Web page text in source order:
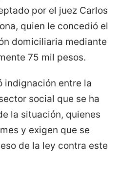
por el juez Carlos
quien le concedió el
domiciliaria mediante
75 mil pesos.
indignación entre la
social que se ha
la situación, quienes
y exigen que se
de la ley contra este